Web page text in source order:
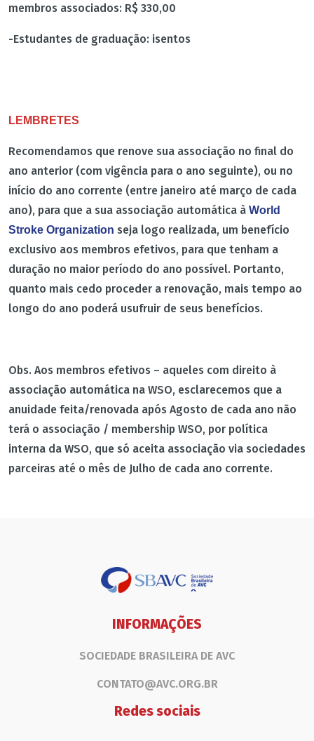
membros associados: R$ 330,00
-Estudantes de graduação: isentos
LEMBRETES
Recomendamos que renove sua associação no final do
ano anterior (com vigência para o ano seguinte), ou no
início do ano corrente (entre janeiro até março de cada
ano), para que a sua associação automática à World
Stroke Organization seja logo realizada, um benefício
exclusivo aos membros efetivos, para que tenham a
duração no maior período do ano possível. Portanto,
quanto mais cedo proceder a renovação, mais tempo ao
longo do ano poderá usufruir de seus benefícios.
Obs. Aos membros efetivos – aqueles com direito à
associação automática na WSO, esclarecemos que a
anuidade feita/renovada após Agosto de cada ano não
terá o associação / membership WSO, por política
interna da WSO, que só aceita associação via sociedades
parceiras até o mês de Julho de cada ano corrente.
INFORMAÇÕES
SOCIEDADE BRASILEIRA DE AVC
CONTATO@AVC.ORG.BR
Redes sociais